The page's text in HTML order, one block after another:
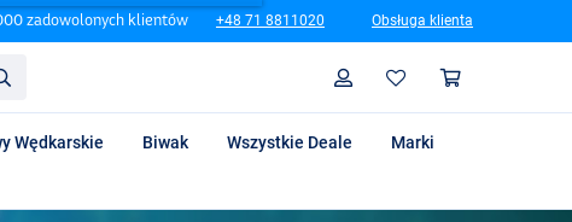
zadowolonych klientów +48 71 8811020 Obsługa klienta
Profil
Wędkarskie Biwak Wszystkie Deale
Marki